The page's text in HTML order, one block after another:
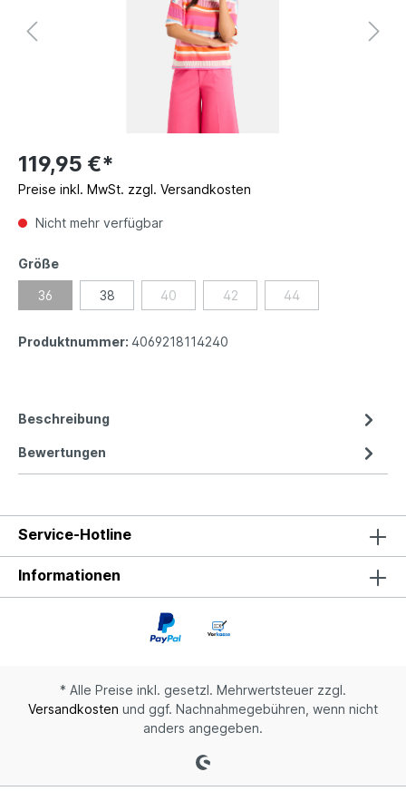
119,95 €*
Preise inkl. MwSt. zzgl. Versandkosten
Nicht mehr verfügbar
Größe
36 38 40 42 44
Produktnummer: 4069218114240
Beschreibung
Bewertungen
Service-Hotline
Informationen
* Alle Preise inkl. gesetzl. Mehrwertsteuer zzgl.
Versandkosten und ggf. Nachnahmegebühren, wenn nicht
anders angegeben.